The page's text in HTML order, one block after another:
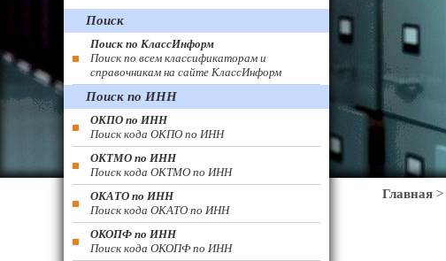
Главная >
Поиск
Поиск по КлассИнформ
Поиск по всем классификаторам и
справочникам на сайте КлассИнформ
Поиск по ИНН
ОКПО по ИНН
Поиск кода ОКПО по ИНН
ОКТМО по ИНН
Поиск кода ОКТМО по ИНН
ОКАТО по ИНН
Поиск кода ОКАТО по ИНН
ОКОПФ по ИНН
Поиск кода ОКОПФ по ИНН